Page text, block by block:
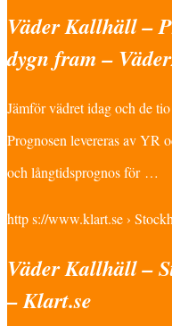
Väder Kallhäll –
dygn fram –
Jämför vädret idag och de
Prognosen levereras av YR
och långtidsprognos för …
http s://www.klart.se ›
Väder Kallhäll –
– Klart.se